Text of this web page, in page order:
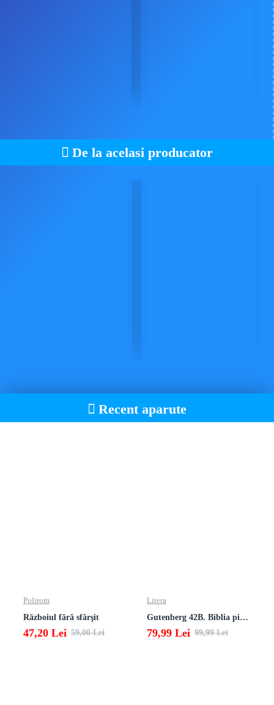
De la acelasi producator
Recent aparute
Polirom
Războiul fără sfârşit
47,20 Lei 59,00 Lei
Litera
Gutenberg 42B. Biblia pierduta
79,99 Lei 99,99 Lei